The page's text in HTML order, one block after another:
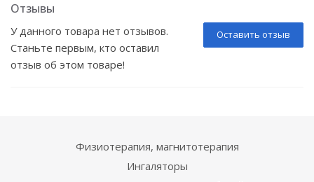
Отзывы
Оставить отзыв
У данного товара нет отзывов.
Станьте первым, кто оставил
отзыв об этом товаре!
Физиотерапия, магнитотерапия
Ингаляторы